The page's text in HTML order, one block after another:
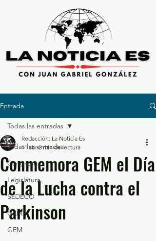
Entrada
Todas las entradas
Congreso
Legislatura
SEDECO
GEM
GEM
Todas las entradas
Conmemora GEM el Día
de la Lucha contra el
Parkinson
Redacción: La Noticia Es
11 abr 2 min de lectura